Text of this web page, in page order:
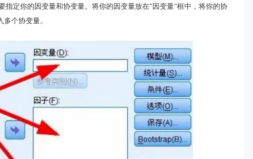
指定你的因变量和协变量。将你的因变量放在“因变量”框中，将你的协
个协变量。